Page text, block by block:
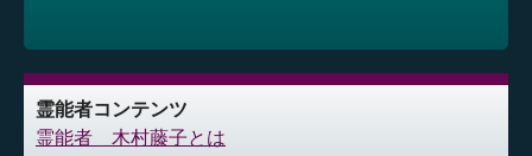
霊能者コンテンツ
霊能者 木村藤子とは